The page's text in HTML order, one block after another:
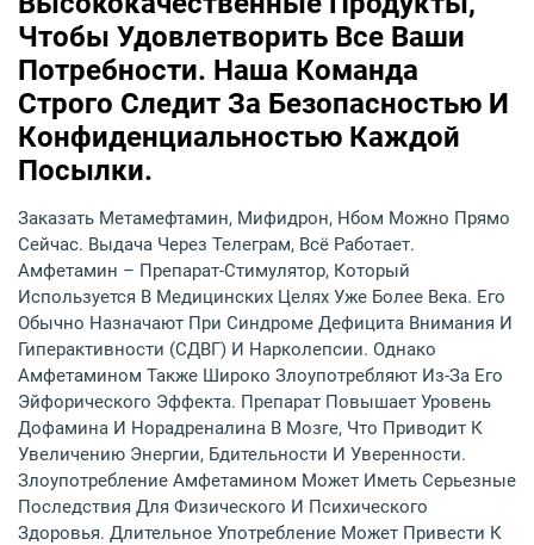
Чтобы Удовлетворить Все Ваши
Потребности. Наша Команда
Строго Следит За Безопасностью И
Конфиденциальностью Каждой
Посылки.
Заказать Метамефтамин, Мифидрон, Нбом Можно Прямо
Сейчас. Выдача Через Телеграм, Всё Работает.
Амфетамин – Препарат-Стимулятор, Который
Используется В Медицинских Целях Уже Более Века. Его
Обычно Назначают При Синдроме Дефицита Внимания И
Гиперактивности (СДВГ) И Нарколепсии. Однако
Амфетамином Также Широко Злоупотребляют Из-За Его
Эйфорического Эффекта. Препарат Повышает Уровень
Дофамина И Норадреналина В Мозге, Что Приводит К
Увеличению Энергии, Бдительности И Уверенности.
Злоупотребление Амфетамином Может Иметь Серьезные
Последствия Для Физического И Психического
Здоровья. Длительное Употребление Может Привести К